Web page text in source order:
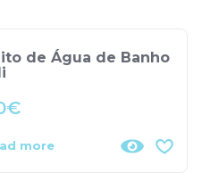
de Água de Banho
€
more